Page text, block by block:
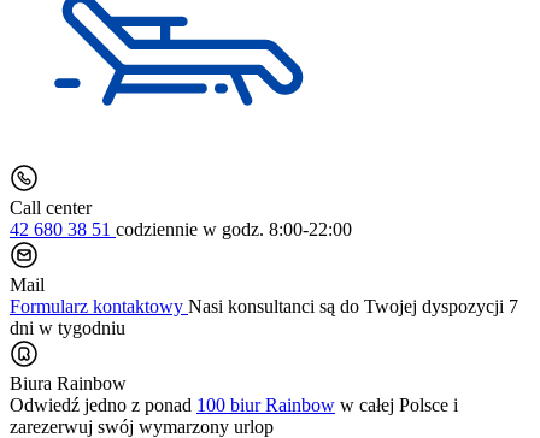
Call center
42 680 38 51 codziennie w godz. 8:00-22:00
Mail
Formularz kontaktowy Nasi konsultanci są do Twojej dyspozycji 7
dni w tygodniu
Biura Rainbow
Odwiedź jedno z ponad 100 biur Rainbow w całej Polsce i
zarezerwuj swój wymarzony urlop